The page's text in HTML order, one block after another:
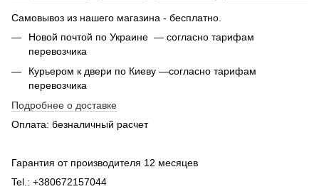
Самовывоз из нашего магазина - бесплатно.
Новой почтой по Украине — согласно тарифам
перевозчика
Курьером к двери по Киеву —согласно тарифам
перевозчика
Подробнее о доставке
Оплата: безналичный расчет
Гарантия от производителя 12 месяцев
Tel.: +380672157044